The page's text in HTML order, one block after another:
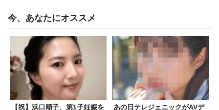
今、あなたにオススメ
【祝】浜口順子、第1子妊娠を
あの日テレジェニックがAVデ